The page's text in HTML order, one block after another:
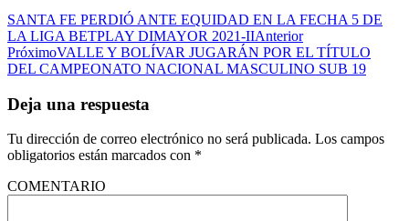
SANTA FE PERDIÓ ANTE EQUIDAD EN LA FECHA 5 DE
LA LIGA BETPLAY DIMAYOR 2021-IIAnterior
PróximoVALLE Y BOLÍVAR JUGARÁN POR EL TÍTULO
DEL CAMPEONATO NACIONAL MASCULINO SUB 19
Deja una respuesta
Tu dirección de correo electrónico no será publicada. Los campos
obligatorios están marcados con *
COMENTARIO